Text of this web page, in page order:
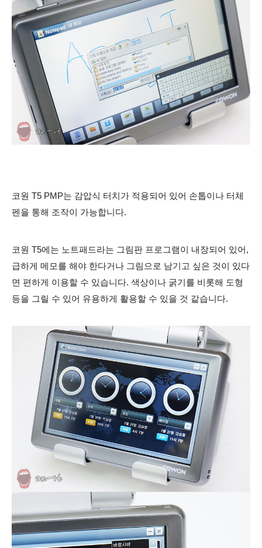
코원 T5 PMP는 감압식 터치가 적용되어 있어 손톱이나 터체
펜을 통해 조작이 가능합니다.
코원 T5에는 노트패드라는 그림판 프로그램이 내장되어 있어,
급하게 메모를 해야 한다거나 그림으로 남기고 싶은 것이 있다
면 편하게 이용할 수 있습니다. 색상이나 굵기를 비롯해 도형
등을 그릴 수 있어 유용하게 활용할 수 있을 것 같습니다.